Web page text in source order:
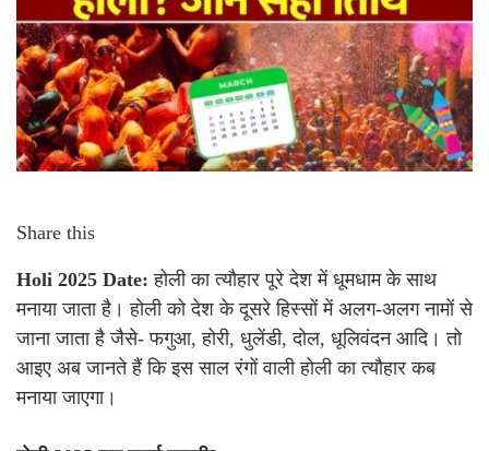
Share this
Holi 2025 Date: होली का त्यौहार पूरे देश में धूमधाम के साथ
मनाया जाता है। होली को देश के दूसरे हिस्सों में अलग-अलग नामों से
जाना जाता है जैसे- फगुआ, होरी, धुलेंडी, दोल, धूलिवंदन आदि। तो
आइए अब जानते हैं कि इस साल रंगों वाली होली का त्यौहार कब
मनाया जाएगा।